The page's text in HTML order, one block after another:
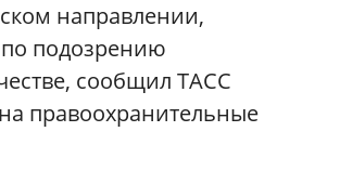
направлении,
подозрению
сообщил ТАСС
правоохранительные